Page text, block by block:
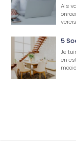
Als
5
Je
en